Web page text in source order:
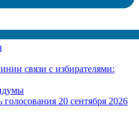
связи с избирателями:
20 сентября 2026